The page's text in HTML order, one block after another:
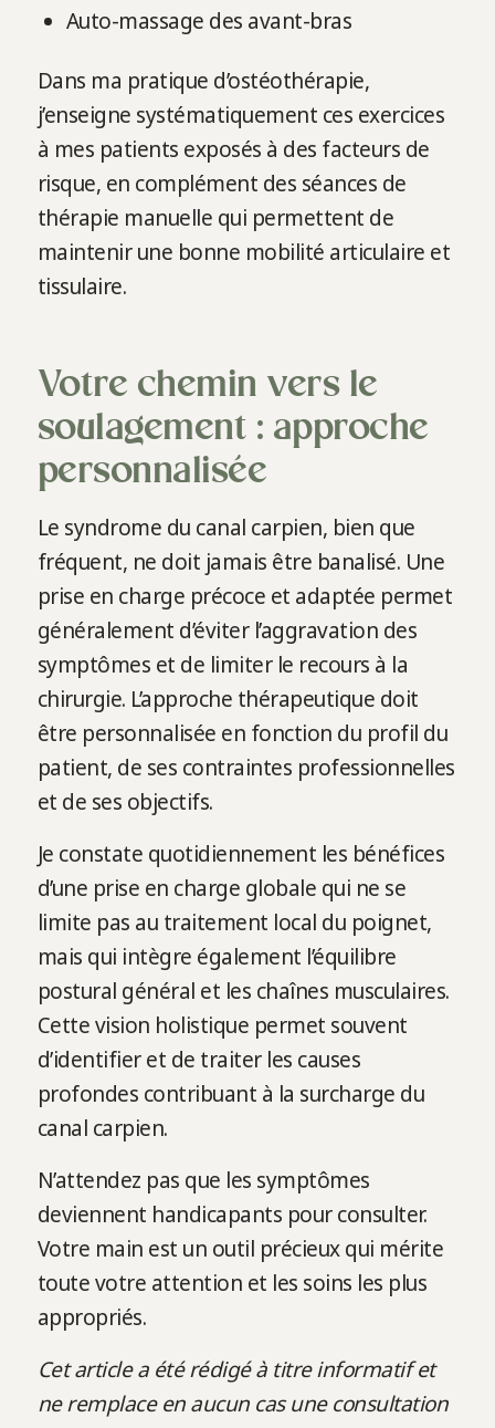
Auto-massage des avant-bras
Dans ma pratique d’ostéothérapie,
j’enseigne systématiquement ces exercices
à mes patients exposés à des facteurs de
risque, en complément des séances de
thérapie manuelle qui permettent de
maintenir une bonne mobilité articulaire et
tissulaire.
Votre chemin vers le
soulagement : approche
personnalisée
Le syndrome du canal carpien, bien que
fréquent, ne doit jamais être banalisé. Une
prise en charge précoce et adaptée permet
généralement d’éviter l’aggravation des
symptômes et de limiter le recours à la
chirurgie. L’approche thérapeutique doit
être personnalisée en fonction du profil du
patient, de ses contraintes professionnelles
et de ses objectifs.
Je constate quotidiennement les bénéfices
d’une prise en charge globale qui ne se
limite pas au traitement local du poignet,
mais qui intègre également l’équilibre
postural général et les chaînes musculaires.
Cette vision holistique permet souvent
d’identifier et de traiter les causes
profondes contribuant à la surcharge du
canal carpien.
N’attendez pas que les symptômes
deviennent handicapants pour consulter.
Votre main est un outil précieux qui mérite
toute votre attention et les soins les plus
appropriés.
Cet article a été rédigé à titre informatif et
ne remplace en aucun cas une consultation